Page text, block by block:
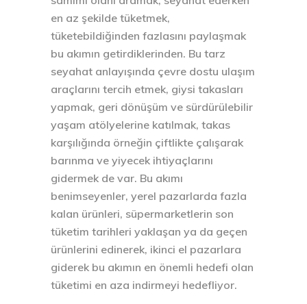
en az şekilde tüketmek,
tüketebildiğinden fazlasını paylaşmak
bu akımın getirdiklerinden. Bu tarz
seyahat anlayışında çevre dostu ulaşım
araçlarını tercih etmek, giysi takasları
yapmak, geri dönüşüm ve sürdürülebilir
yaşam atölyelerine katılmak, takas
karşılığında örneğin çiftlikte çalışarak
barınma ve yiyecek ihtiyaçlarını
gidermek de var. Bu akımı
benimseyenler, yerel pazarlarda fazla
kalan ürünleri, süpermarketlerin son
tüketim tarihleri yaklaşan ya da geçen
ürünlerini edinerek, ikinci el pazarlara
giderek bu akımın en önemli hedefi olan
tüketimi en aza indirmeyi hedefliyor.